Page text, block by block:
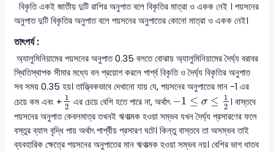
বিকৃতি একই জাতীয় দুটি রাশির অনুপাত বলে বিকৃতির মাত্রা ও একক নেই । পয়সনের
অনুপাত দুটি বিকৃতির অনুপাত বলে পয়সনের অনুপাতের কোনো মাত্রা ও একক নেই।
তাৎপর্য :
অ্যালুমিনিয়ামের পয়সনের অনুপাত 0.35 বলতে বোঝায় অ্যালুমিনিয়ামের দৈর্ঘ্য বরাবর
স্থিতিস্থাপক সীমার মধ্যে বল প্রয়োগ করলে পার্শ্ব বিকৃতি ও দৈর্ঘ্য বিকৃতির অনুপাত
সব সময় 0.35 হয়। তাত্ত্বিকভাবে দেখানো যায় যে, পয়সনের অনুপাতের মান -1 এর
চেয়ে কম এবং + 1
2
12এর চেয়ে বেশি হতে পারে না, অর্থাৎ −1 ≤ σ ≤
1
2
-1≤ σ≤12
। বাস্তবে
পয়সনের অনুপাত কেবলমাত্র তখনই ঋণাত্মক হওয়া সম্ভব যখন দৈর্ঘ্য প্রসারণের ফলে
বস্তুর ব্যাস বৃদ্ধি পায় অর্থাৎ পার্শ্বীয় প্রসারণ ঘটে। কিন্তু বাস্তবে তা অসম্ভব তাই
ব্যবহারিক ক্ষেত্রে পয়সনের অনুপাতের মান ঋণাত্মক হওয়া সম্ভব নয়। বেশির ভাগ ধাতব